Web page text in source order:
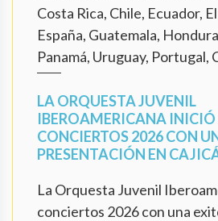
Costa Rica, Chile, Ecuador,
España, Guatemala,
Panamá, Uruguay, Portugal,
LA ORQUESTA JUVENIL
IBEROAMERICANA INICIÓ
CONCIERTOS 2026 CON
PRESENTACIÓN EN
La Orquesta Juvenil
conciertos 2026 con una